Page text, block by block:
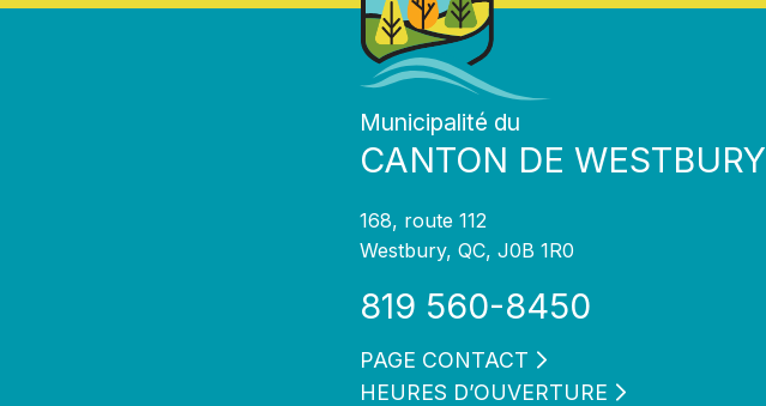
Municipalité du
CANTON DE WESTBURY
168, route 112
Westbury, QC, J0B 1R0
819 560-8450
PAGE CONTACT
HEURES D’OUVERTURE